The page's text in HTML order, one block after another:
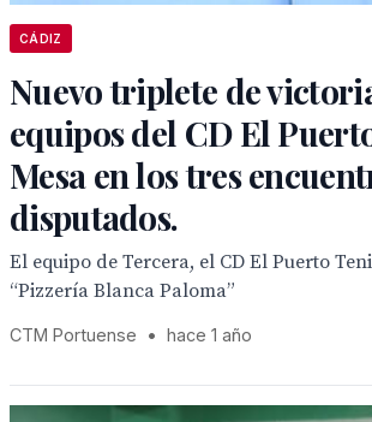
CÁDIZ
Nuevo triplete de
equipos del CD El
Mesa en los tres
disputados.
El equipo de Tercera, el CD El Puerto
“Pizzería Blanca Paloma”
CTM Portuense • hace 1 año